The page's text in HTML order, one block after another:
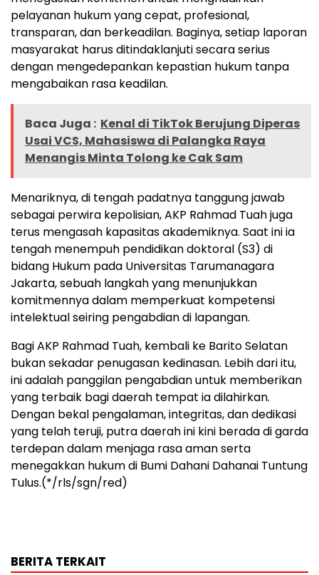
pelayanan hukum yang cepat, profesional,
transparan, dan berkeadilan. Baginya, setiap laporan
masyarakat harus ditindaklanjuti secara serius
dengan mengedepankan kepastian hukum tanpa
mengabaikan rasa keadilan.
Baca Juga : Kenal di TikTok Berujung Diperas
Usai VCS, Mahasiswa di Palangka Raya
Menangis Minta Tolong ke Cak Sam
Menariknya, di tengah padatnya tanggung jawab
sebagai perwira kepolisian, AKP Rahmad Tuah juga
terus mengasah kapasitas akademiknya. Saat ini ia
tengah menempuh pendidikan doktoral (S3) di
bidang Hukum pada Universitas Tarumanagara
Jakarta, sebuah langkah yang menunjukkan
komitmennya dalam memperkuat kompetensi
intelektual seiring pengabdian di lapangan.
Bagi AKP Rahmad Tuah, kembali ke Barito Selatan
bukan sekadar penugasan kedinasan. Lebih dari itu,
ini adalah panggilan pengabdian untuk memberikan
yang terbaik bagi daerah tempat ia dilahirkan.
Dengan bekal pengalaman, integritas, dan dedikasi
yang telah teruji, putra daerah ini kini berada di garda
terdepan dalam menjaga rasa aman serta
menegakkan hukum di Bumi Dahani Dahanai Tuntung
Tulus.(*/rls/sgn/red)
BERITA TERKAIT